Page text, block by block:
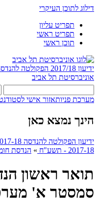
דילוג לתוכן העיקרי
תפריט עליון
תפריט ראשי
תוכן ראשי
ידיעון 2017/18
הפקולטה
אוניברסיטת תל אביב
מערכת פניותאזור אישי
הינך נמצא כאן
ידיעון הפקולטה להנדסה 2017-18 - תשע"ח
2017-18 - תשע"ח
» הנדסת
תואר ראשון
סמסטר א'